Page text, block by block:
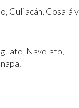
Culiacán, Cosalá y
Navolato,